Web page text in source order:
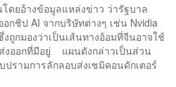
ดยอ้างข้อมูลแหล่งข่าว ว่ารัฐบาล
กชิป AI จากบริษัทต่างๆ เช่น Nvidia
ถูกมองว่าเป็นเส้นทางอ้อมที่จีนอาจใช้
งออกที่มีอยู่ แผนดังกล่าวเป็นส่วน
รามการลักลอบส่งเซมิคอนดักเตอร์